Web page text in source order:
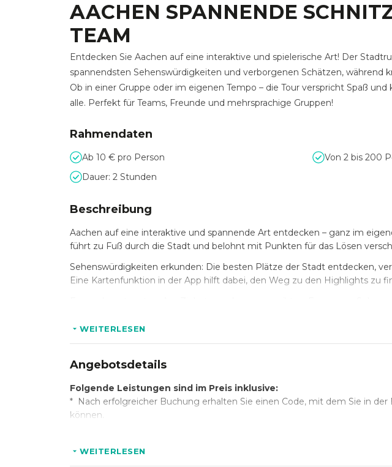
AACHEN SPANNENDE
TEAM
Entdecken Sie Aachen auf eine interaktive und spielerische Art! Der
spannendsten Sehenswürdigkeiten und verborgenen Schätzen, während
Ob in einer Gruppe oder im eigenen Tempo – die Tour verspricht Spaß
alle. Perfekt für Teams, Freunde und mehrsprachige Gruppen!
Rahmendaten
Ab 10 € pro Person
Von 2 bis 200
Dauer: 2 Stunden
Beschreibung
Aachen auf eine interaktive und spannende Art entdecken – ganz im
führt zu Fuß durch die Stadt und belohnt mit Punkten für das Lösen
Sehenswürdigkeiten erkunden: Die besten Plätze der Stadt entdecken,
Eine Kartenfunktion in der App hilft dabei, den Weg zu den Highlights zu
lernen.
belohnen.
Während der Tour werden Orte wie der Aachener Dom, der Elisenbrunnen
dem Ticketkauf wird ein Zugangscode für die App bereitgestellt, mit der
kann – ganz ohne Zeitdruck. Die Tour dauert im Durchschnitt 1-2 Stunden.
Erlebnis auf seine Weise genießen kann.
WEITERLESEN
Angebotsdetails
Folgende Leistungen sind im Preis inklusive:
* Nach erfolgreicher Buchung erhalten Sie einen Code, mit dem Sie in der
können.
WEITERLESEN